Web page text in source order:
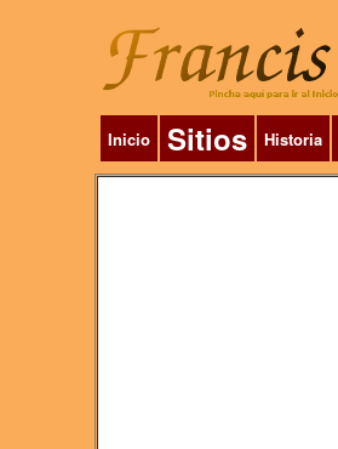
Inicio Sitios Historia